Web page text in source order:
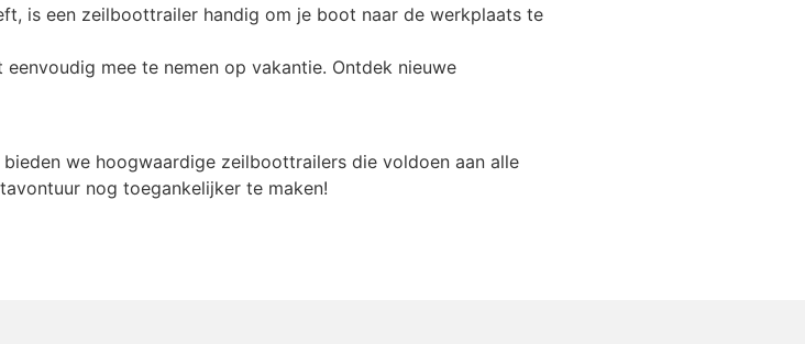
is een zeilboottrailer handig om je boot naar de werkplaats te
mee te nemen op vakantie. Ontdek nieuwe
we hoogwaardige zeilboottrailers die voldoen aan alle
nog toegankelijker te maken!